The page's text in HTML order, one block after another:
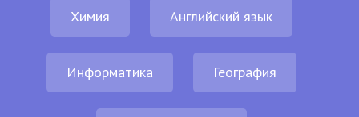
Химия Английский язык
Информатика География